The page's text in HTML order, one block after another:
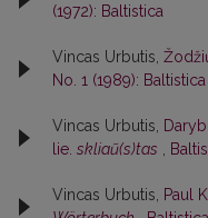
(1972): Baltistica
Vincas Urbutis,
No. 1 (1989): Baltistica
Vincas Urbutis,
lie. skliaũ(s)tas ,
Vincas Urbutis, Paul